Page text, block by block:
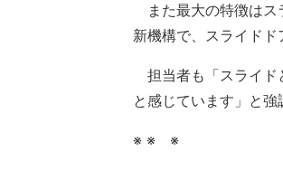
また最大の特徴はス
新機構で、スライドド
担当者も「スライド
と感じています」と強
※ ※ ※